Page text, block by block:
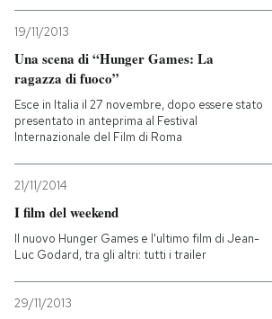
19/11/2013
Una scena di “Hunger Games: La
ragazza di fuoco”
Esce in Italia il 27 novembre, dopo essere stato
presentato in anteprima al Festival
Internazionale del Film di Roma
21/11/2014
I film del weekend
Il nuovo Hunger Games e l'ultimo film di Jean-
Luc Godard, tra gli altri: tutti i trailer
29/11/2013